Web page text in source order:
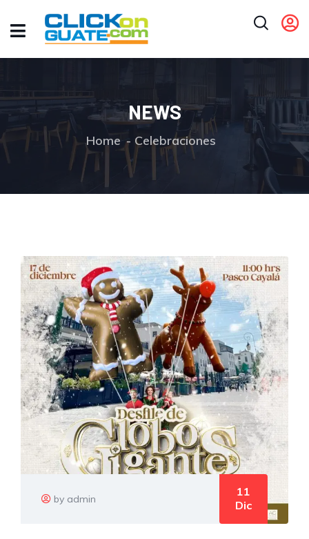
NEWS
Home Celebraciones
by admin
11
Dic